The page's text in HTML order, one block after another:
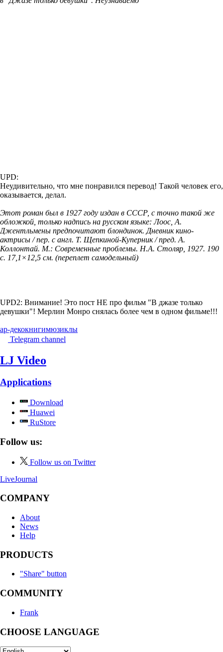
UPD:
Неудивительно, что мне понравился перевод! Такой человек его,
оказывается, делал.
Этот роман был в 1927 году издан в СССР, с точно такой же
обложкой, только надпись на русском языке: Лоос, А.
Джентльмены предпочитают блондинок. Дневник кино-
актрисы / пер. с англ. Т. Щепкиной-Куперник / пред. А.
Коллонтай. М.: Современные проблемы. Н.А. Столяр, 1927. 190
с. 17,1×12,5 см. (переплет самодельный)
UPD2: Внимание! Это пост НЕ про фильм "В джазе только
девушки"! Мерлин Монро снялась более чем в одном фильме!!!
ар-декокнигимюзиклы
Telegram channel
LJ Video
Applications
Download
Huawei
RuStore
Follow us:
Follow us on Twitter
LiveJournal
COMPANY
About
News
Help
PRODUCTS
"Share" button
COMMUNITY
Frank
CHOOSE LANGUAGE